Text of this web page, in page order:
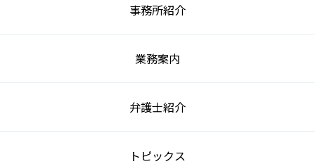
事務所紹介
業務案内
弁護士紹介
トピックス